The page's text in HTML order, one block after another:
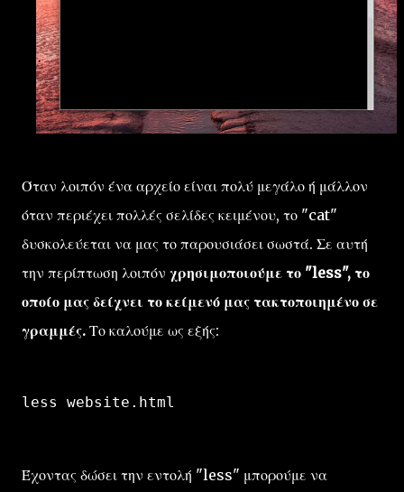
Όταν λοιπόν ένα αρχείο είναι πολύ μεγάλο ή μάλλον
όταν περιέχει πολλές σελίδες κειμένου, το "cat"
δυσκολεύεται να μας το παρουσιάσει σωστά. Σε αυτή
την περίπτωση λοιπόν χρησιμοποιούμε το "less", το
οποίο μας δείχνει το κείμενό μας τακτοποιημένο σε
γραμμές. Το καλούμε ως εξής:
less website.html
Έχοντας δώσει την εντολή "less" μπορούμε να